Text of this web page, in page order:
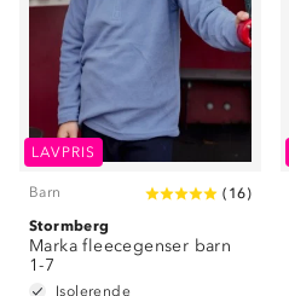
LAVPRIS
Barn ( 16)
Stormberg
Marka fleecegenser barn
1-7
Isolerende